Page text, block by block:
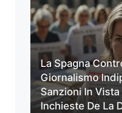
La Spagna
Giornalismo
Sanzioni In Vista
Inchieste De La